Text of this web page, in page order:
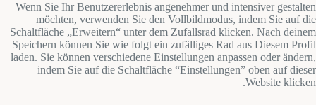
Wenn Sie Ihr Benutzererlebnis angenehmer und intensiver gestalten
möchten, verwenden Sie den Vollbildmodus, indem Sie auf die
Schaltfläche „Erweitern“ unter dem Zufallsrad klicken. Nach deinem
Speichern können Sie wie folgt ein zufälliges Rad aus Diesem Profil
laden. Sie können verschiedene Einstellungen anpassen oder ändern,
indem Sie auf die Schaltfläche “Einstellungen” oben auf dieser
Website klicken.